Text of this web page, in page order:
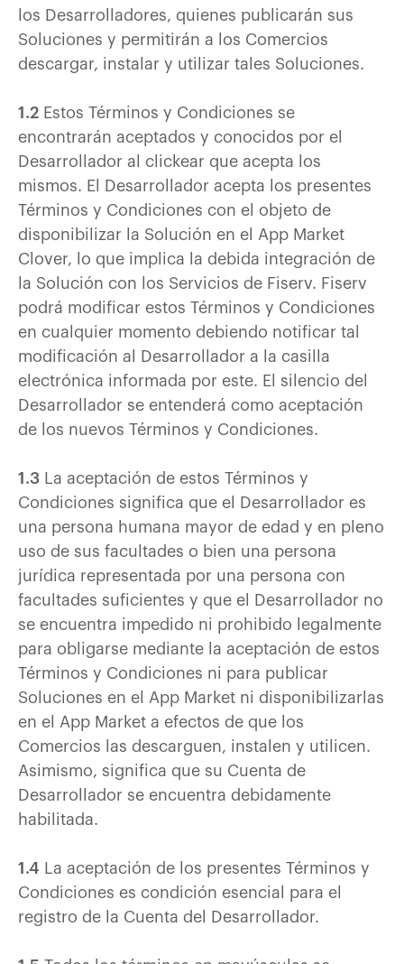
los Desarrolladores, quienes publicarán sus
Soluciones y permitirán a los Comercios
descargar, instalar y utilizar tales Soluciones.
1.2 Estos Términos y Condiciones se
encontrarán aceptados y conocidos por el
Desarrollador al clickear que acepta los
mismos. El Desarrollador acepta los presentes
Términos y Condiciones con el objeto de
disponibilizar la Solución en el App Market
Clover, lo que implica la debida integración de
la Solución con los Servicios de Fiserv. Fiserv
podrá modificar estos Términos y Condiciones
en cualquier momento debiendo notificar tal
modificación al Desarrollador a la casilla
electrónica informada por este. El silencio del
Desarrollador se entenderá como aceptación
de los nuevos Términos y Condiciones.
1.3 La aceptación de estos Términos y
Condiciones significa que el Desarrollador es
una persona humana mayor de edad y en pleno
uso de sus facultades o bien una persona
jurídica representada por una persona con
facultades suficientes y que el Desarrollador no
se encuentra impedido ni prohibido legalmente
para obligarse mediante la aceptación de estos
Términos y Condiciones ni para publicar
Soluciones en el App Market ni disponibilizarlas
en el App Market a efectos de que los
Comercios las descarguen, instalen y utilicen.
Asimismo, significa que su Cuenta de
Desarrollador se encuentra debidamente
habilitada.
1.4 La aceptación de los presentes Términos y
Condiciones es condición esencial para el
registro de la Cuenta del Desarrollador.